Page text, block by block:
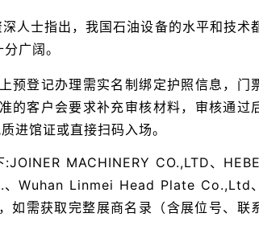
人士指出，我国石油设备的水平和技术
广阔。
预登记办理需实名制绑定护照信息，门
的客户会要求补充审核材料，审核通过
进馆证或直接扫码入场。
:JOINER MACHINERY CO.,LTD、
、Wuhan Linmei Head Plate Co.,Ltd
需获取完整展商名录（含展位号、联